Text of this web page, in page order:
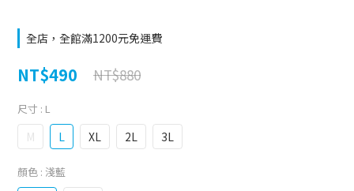
全店，全館滿1200元免運費
NT$490 NT$880
尺寸 : L
M L XL 2L 3L
顏色 : 淺藍